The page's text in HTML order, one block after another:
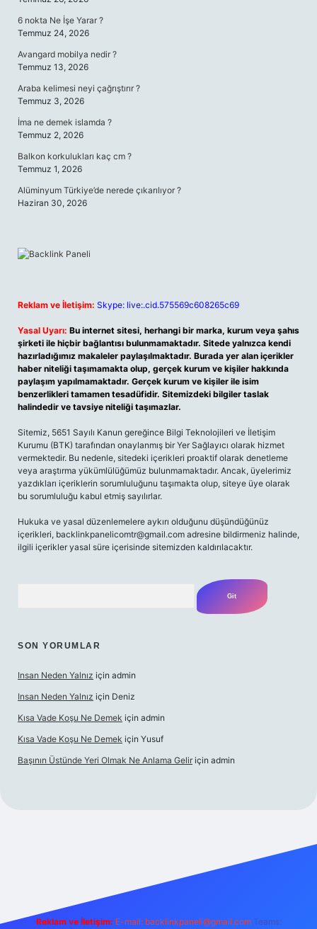
6 nokta Ne İşe Yarar ?
Temmuz 24, 2026
Avangard mobilya nedir ?
Temmuz 13, 2026
Araba kelimesi neyi çağrıştırır ?
Temmuz 3, 2026
İma ne demek islamda ?
Temmuz 2, 2026
Balkon korkulukları kaç cm ?
Temmuz 1, 2026
Alüminyum Türkiye’de nerede çıkarılıyor ?
Haziran 30, 2026
Reklam ve İletişim: Skype: live:.cid.575569c608265c69
Yasal Uyarı: Bu internet sitesi, herhangi bir marka, kurum veya şahıs
şirketi ile hiçbir bağlantısı bulunmamaktadır. Sitede yalnızca kendi
hazırladığımız makaleler paylaşılmaktadır. Burada yer alan içerikler
haber niteliği taşımamakta olup, gerçek kurum ve kişiler hakkında
paylaşım yapılmamaktadır. Gerçek kurum ve kişiler ile isim
benzerlikleri tamamen tesadüfidir. Sitemizdeki bilgiler taslak
halindedir ve tavsiye niteliği taşımazlar.
Sitemiz, 5651 Sayılı Kanun gereğince Bilgi Teknolojileri ve İletişim
Kurumu (BTK) tarafından onaylanmış bir Yer Sağlayıcı olarak hizmet
vermektedir. Bu nedenle, sitedeki içerikleri proaktif olarak denetleme
veya araştırma yükümlülüğümüz bulunmamaktadır. Ancak, üyelerimiz
yazdıkları içeriklerin sorumluluğunu taşımakta olup, siteye üye olarak
bu sorumluluğu kabul etmiş sayılırlar.
Hukuka ve yasal düzenlemelere aykırı olduğunu düşündüğünüz
içerikleri, backlinkpanelicomtr@gmail.com adresine bildirmeniz halinde,
ilgili içerikler yasal süre içerisinde sitemizden kaldırılacaktır.
SON YORUMLAR
Insan Neden Yalnız için admin
Insan Neden Yalnız için Deniz
Kısa Vade Koşu Ne Demek için admin
Kısa Vade Koşu Ne Demek için Yusuf
Başının Üstünde Yeri Olmak Ne Anlama Gelir için admin
Reklam ve İletişim: E-mail: backlinkpaneli@gmail.com Teams: